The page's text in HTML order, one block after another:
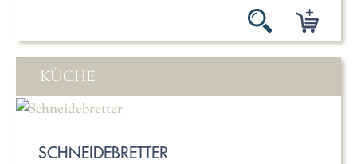
KÜCHE
SCHNEIDEBRETTER